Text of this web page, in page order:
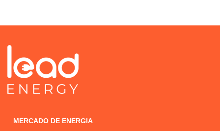
MERCADO DE ENERGIA